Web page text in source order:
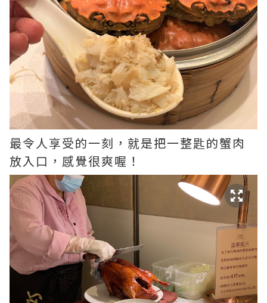
最令人享受的一刻，就是把一整匙的蟹肉
放入口，感覺很爽喔！